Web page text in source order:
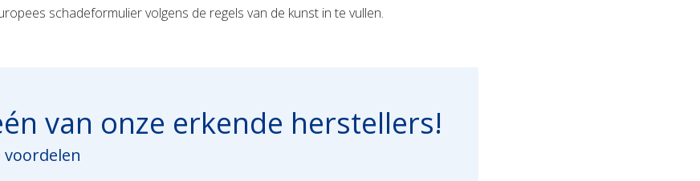
schadeformulier volgens de regels van de kunst in te vullen.
van onze erkende herstellers!
voordelen